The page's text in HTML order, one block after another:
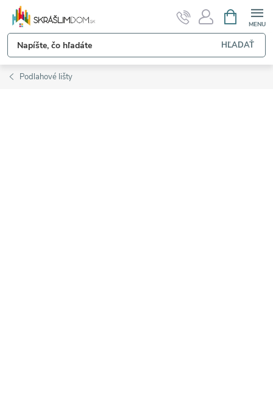
Prejsť
obsah
HĽADAŤ
KOŠÍK
Podlahové lišty